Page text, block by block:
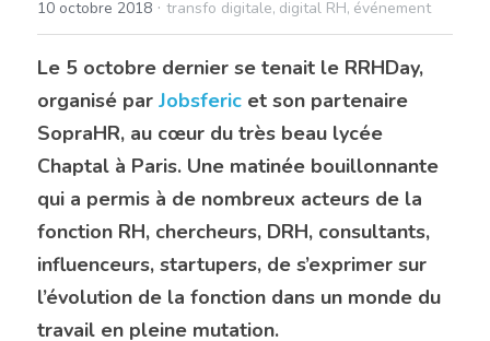
CONTACT
10 octobre 2018 · transfo digitale, digital RH, événement
Le 5 octobre dernier se tenait le RRHDay,
organisé par Jobsferic et son partenaire
SopraHR, au cœur du très beau lycée
Chaptal à Paris. Une matinée bouillonnante
qui a permis à de nombreux acteurs de la
fonction RH, chercheurs, DRH, consultants,
influenceurs, startupers, de s’exprimer sur
l’évolution de la fonction dans un monde du
travail en pleine mutation.